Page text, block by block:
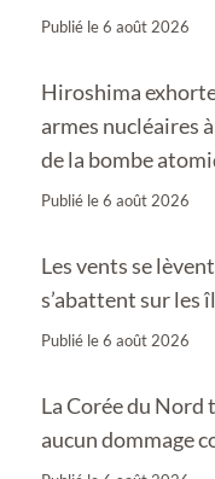
Publié le6 août 2026
Hiroshima
armes nucléaires
de la bombe
Publié le6 août 2026
Les vents se
s’abattent sur les
Publié le6 août 2026
La Corée du
aucun dommage